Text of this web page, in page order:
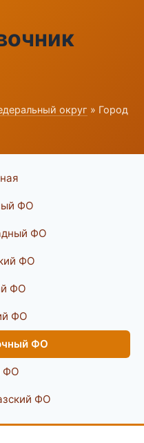
округ » Город
ФО
ФО
ФО
ФО
ФО
ФО
ФО
ФО